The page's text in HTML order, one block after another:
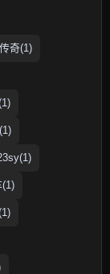
奇(1)